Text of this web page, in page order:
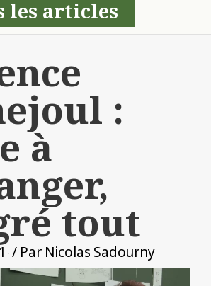
les articles
:
à
tout
/ Par Nicolas Sadourny